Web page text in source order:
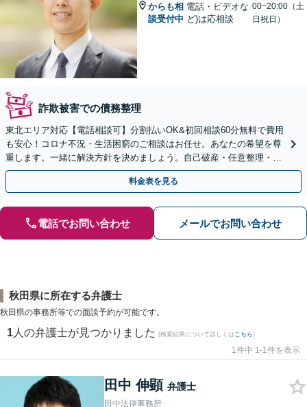
からも相
談受付中
電話・ビデオな
ど)は応相談
00~20:00（土
日祝日）
詐欺被害での債務整理
東北エリア対応【電話相談可】分割払いOK&初回相談60分無料で費用
も安心！コロナ不況・生活困窮のご相談はお任せ。あなたの希望を尊
重します。一緒に解決方針を決めましょう。自己破産・任意整理・個
人再生・時効の援用など実績多数【完全個室】
料金表を見る
電話でお問い合わせ メールでお問い合わせ
秋田県に所在する弁護士
秋田県の事務所等での面談予約が可能です。
1 人の弁護士が見つかりました (検索結果について詳しくは こちら)
1件中 1-1件を表示
田中 伸顕 弁護士
田中法律事務所